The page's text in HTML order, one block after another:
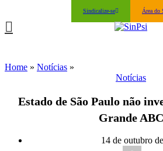
Sindicalize-se Área do
Home » Notícias »
Notícias
Estado de São Paulo não
Grande ABC
14 de outubro